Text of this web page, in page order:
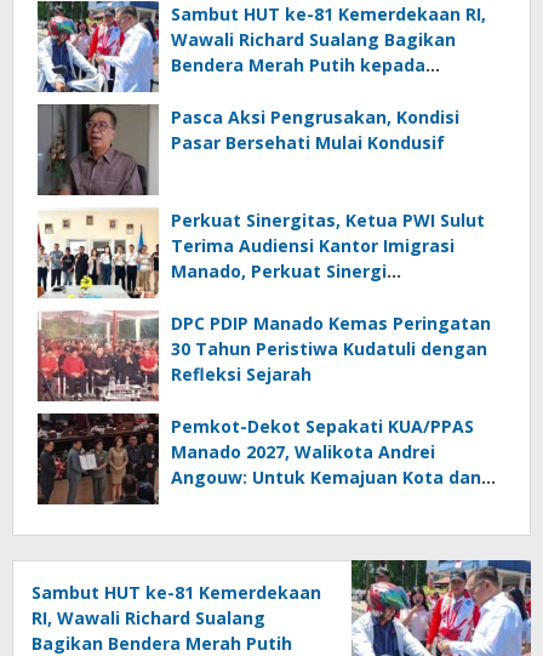
Sambut HUT ke-81 Kemerdekaan RI,
Wawali Richard Sualang Bagikan
Bendera Merah Putih kepada
Pasca Aksi Pengrusakan, Kondisi
Pasar Bersehati Mulai Kondusif
Perkuat Sinergitas, Ketua PWI Sulut
Terima Audiensi Kantor Imigrasi
Manado, Perkuat Sinergi
Keimigrasian
DPC PDIP Manado Kemas Peringatan
30 Tahun Peristiwa Kudatuli dengan
Refleksi Sejarah
Pemkot-Dekot Sepakati KUA/PPAS
Manado 2027, Walikota Andrei
Angouw: Untuk Kemajuan Kota dan
Sambut HUT ke-81 Kemerdekaan
RI, Wawali Richard Sualang
Bagikan Bendera Merah Putih